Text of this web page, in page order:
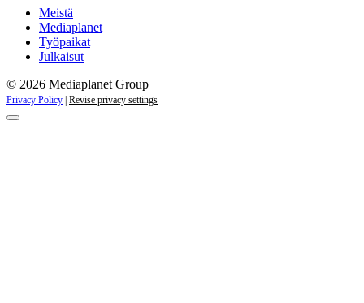
kampanjat
Meistä
Mediaplanet
Työpaikat
Julkaisut
© 2026 Mediaplanet Group
Privacy Policy | Revise privacy settings